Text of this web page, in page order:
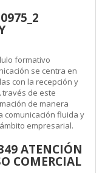
formativo
se centra en
con la recepción y
través de este
de manera
comunicación fluida y
empresarial.
ATENCIÓN
COMERCIAL